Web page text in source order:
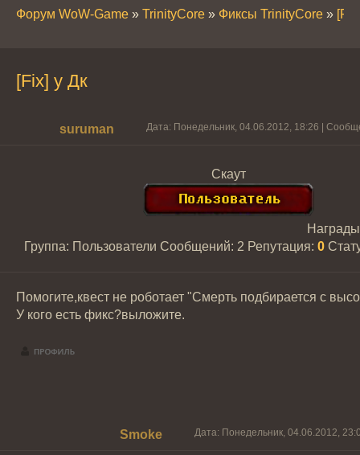
Форум WoW-Game » TrinityCore » Фиксы TrinityCore »
[Fix] у Дк
suruman Дата: Понедельник, 04.06.2012, 18:26 |
Скаут
Группа: Пользователи Сообщений: 2 Репутация: 0
Помогите,квест не роботает "Смерть подбирается с
У кого есть фикс?выложите.
Smoke Дата: Понедельник, 04.06.2012,